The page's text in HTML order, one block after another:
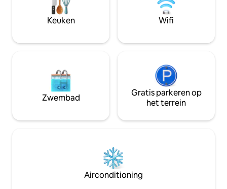
minuten. Luchthaven op 15 minuten,
Seaworld Park op 8 minuten WE ZIJN AL
11 JAAR SUPERHOSTS.
Disney Springs,
at Millenia en
Keuken Wifi
Zwembad
Gratis parkeren op
het terrein
Airconditioning